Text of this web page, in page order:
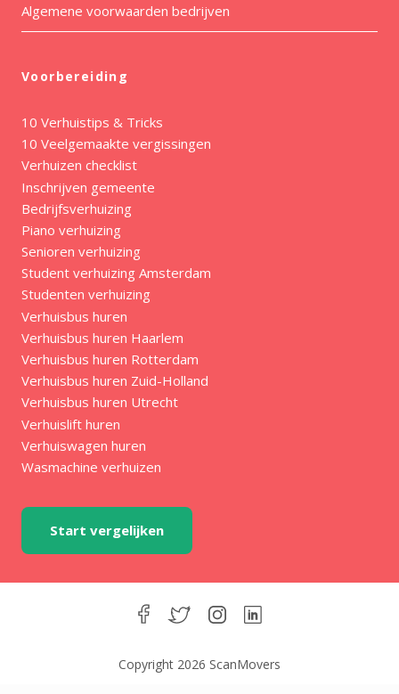
Algemene voorwaarden bedrijven
Voorbereiding
10 Verhuistips & Tricks
10 Veelgemaakte vergissingen
Verhuizen checklist
Inschrijven gemeente
Bedrijfsverhuizing
Piano verhuizing
Senioren verhuizing
Student verhuizing Amsterdam
Studenten verhuizing
Verhuisbus huren
Verhuisbus huren Haarlem
Verhuisbus huren Rotterdam
Verhuisbus huren Zuid-Holland
Verhuisbus huren Utrecht
Verhuislift huren
Verhuiswagen huren
Wasmachine verhuizen
Start vergelijken
Copyright 2026 ScanMovers